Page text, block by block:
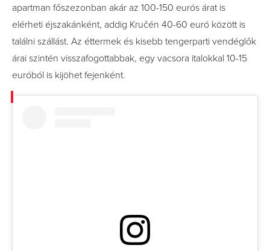
apartman főszezonban akár az 100-150 eurós árat is
elérheti éjszakánként, addig Kručén 40-60 euró között is
találni szállást. Az éttermek és kisebb tengerparti vendéglők
árai szintén visszafogottabbak, egy vacsora italokkal 10-15
euróból is kijöhet fejenként.